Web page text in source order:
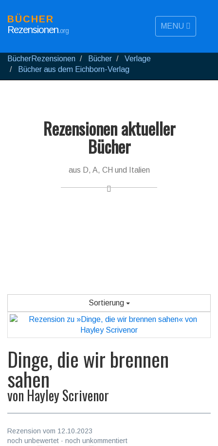
MENU
BÜCHER
Rezensionen.org
BücherRezensionen Bücher
Verlage
Bücher aus dem Eichborn-Verlag
Rezensionen aktueller
Bücher
aus D, A, CH und Italien
Sortierung
Dinge, die wir brennen
sahen
von Hayley Scrivenor
Rezension vom 12.10.2023
noch unbewertet · noch unkommentiert